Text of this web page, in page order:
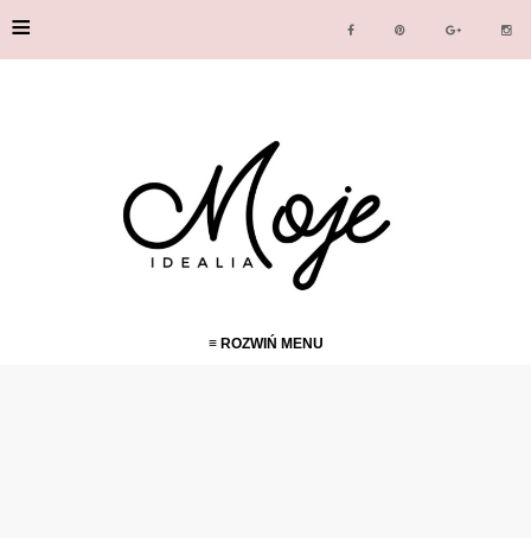
≡
≡ ROZWIŃ MENU